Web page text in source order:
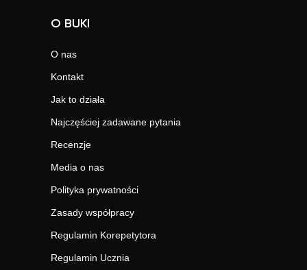
O BUKI
O nas
Kontakt
Jak to działa
Najczęściej zadawane pytania
Recenzje
Media o nas
Polityka prywatności
Zasady współpracy
Regulamin Korepetytora
Regulamin Ucznia